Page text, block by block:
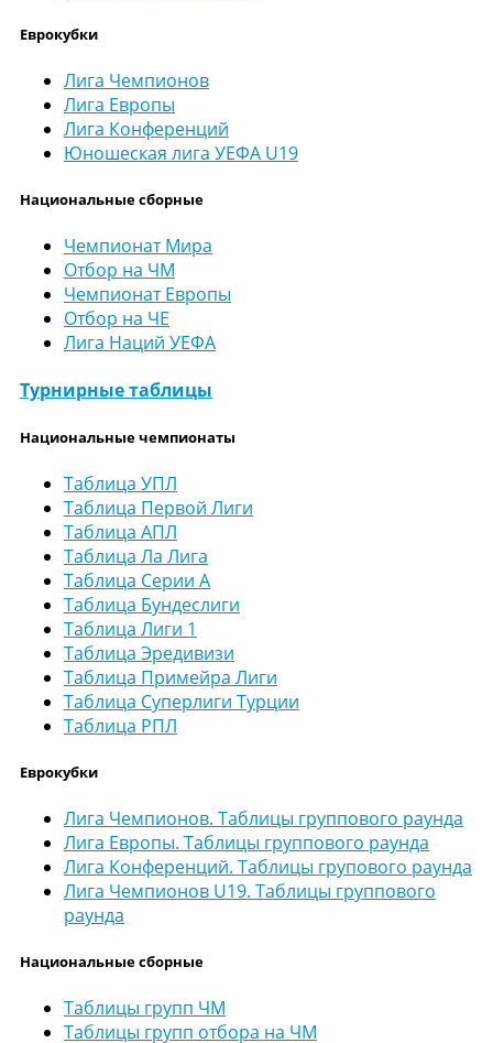
Еврокубки
Лига Чемпионов
Лига Европы
Лига Конференций
Юношеская лига УЕФА U19
Национальные сборные
Чемпионат Мира
Отбор на ЧМ
Чемпионат Европы
Отбор на ЧЕ
Лига Наций УЕФА
Турнирные таблицы
Национальные чемпионаты
Таблица УПЛ
Таблица Первой Лиги
Таблица АПЛ
Таблица Ла Лига
Таблица Серии А
Таблица Бундеслиги
Таблица Лиги 1
Таблица Эредивизи
Таблица Примейра Лиги
Таблица Суперлиги Турции
Таблица РПЛ
Еврокубки
Лига Чемпионов. Таблицы группового раунда
Лига Европы. Таблицы группового раунда
Лига Конференций. Таблицы групового раунда
Лига Чемпионов U19. Таблицы группового
раунда
Национальные сборные
Таблицы групп ЧМ
Таблицы групп отбора на ЧМ